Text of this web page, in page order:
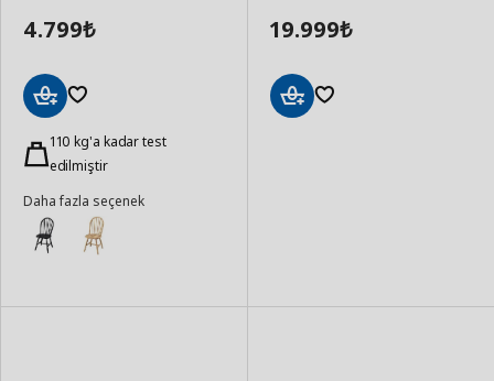
4.799₺
Ekle 110 kg'a kadar test
edilmiştir
Daha fazla seçenek
19.999₺